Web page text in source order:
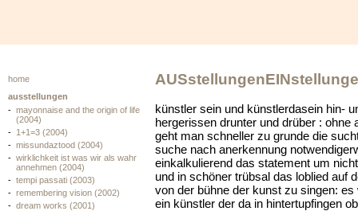
home
ausstellungen
- mayonnaise and the origin of life
(2004)
-
1+1=3 (2004)
- missundaztood (2004)
- wirklichkeit ist was wir als wahr
annehmen (2004)
- tempi passati (2003)
- remembering vision (2002)
- dream works (2001)
künstler sein und künstlerdasein hin-
hergerissen drunter und drüber : ohne
geht man schneller zu grunde die
suche nach anerkennung
einkalkulierend das statement um
und in schöner trübsal das loblied auf
von der bühne der kunst zu singen: es
ein künstler der da in hintertupfingen